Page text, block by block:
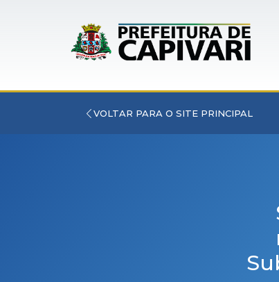
VOLTAR PARA O SITE PRINCIPAL